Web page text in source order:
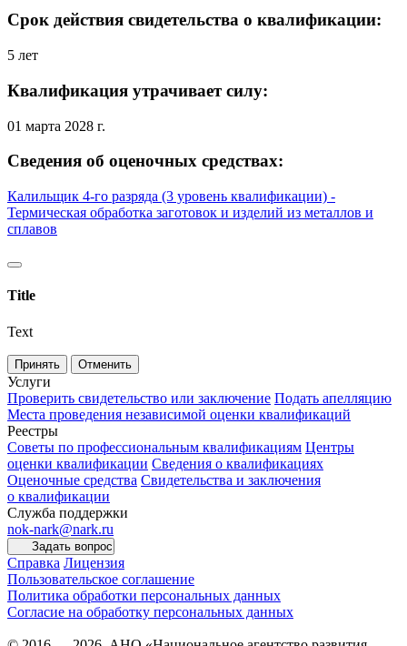
Срок действия свидетельства о квалификации:
5 лет
Квалификация утрачивает силу:
01 марта 2028 г.
Сведения об оценочных средствах:
Калильщик 4-го разряда (3 уровень квалификации) -
Термическая обработка заготовок и изделий из металлов и
сплавов
Title
Text
Принять Отменить
Услуги
Проверить свидетельство или заключение Подать апелляцию
Места проведения независимой оценки квалификаций
Реестры
Советы по профессиональным квалификациям Центры
оценки квалификации Сведения о квалификациях
Оценочные средства Свидетельства и заключения
о квалификации
Служба поддержки
nok-nark@nark.ru
Задать вопрос
Справка Лицензия
Пользовательское соглашение
Политика обработки персональных данных
Согласие на обработку персональных данных